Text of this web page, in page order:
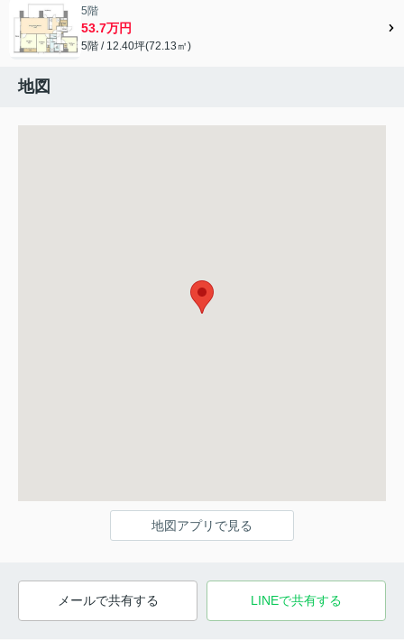
5階
53.7万円
5階 / 12.40坪(72.13㎡)
地図
地図アプリで見る
メールで共有する LINEで共有する